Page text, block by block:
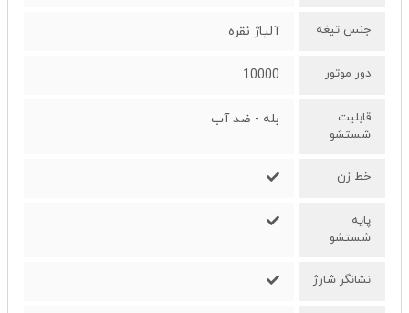
جنس تیغه آلیاژ نقره
دور موتور 10000
قابلیت
شستشو
بله - ضد آب
خط زن
پایه
شستشو
نشانگر شارژ